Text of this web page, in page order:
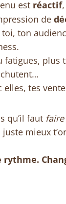
est réactif
de
toi, ton
fatigues, plus
elles, tes
qu’il faut
juste mieux
rythme.